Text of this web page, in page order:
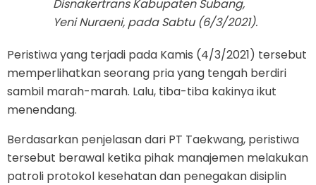
Disnakertrans Kabupaten Subang,
Yeni Nuraeni, pada Sabtu (6/3/2021).
Peristiwa yang terjadi pada Kamis (4/3/2021) tersebut
memperlihatkan seorang pria yang tengah berdiri
sambil marah-marah. Lalu, tiba-tiba kakinya ikut
menendang.
Berdasarkan penjelasan dari PT Taekwang, peristiwa
tersebut berawal ketika pihak manajemen melakukan
patroli protokol kesehatan dan penegakan disiplin